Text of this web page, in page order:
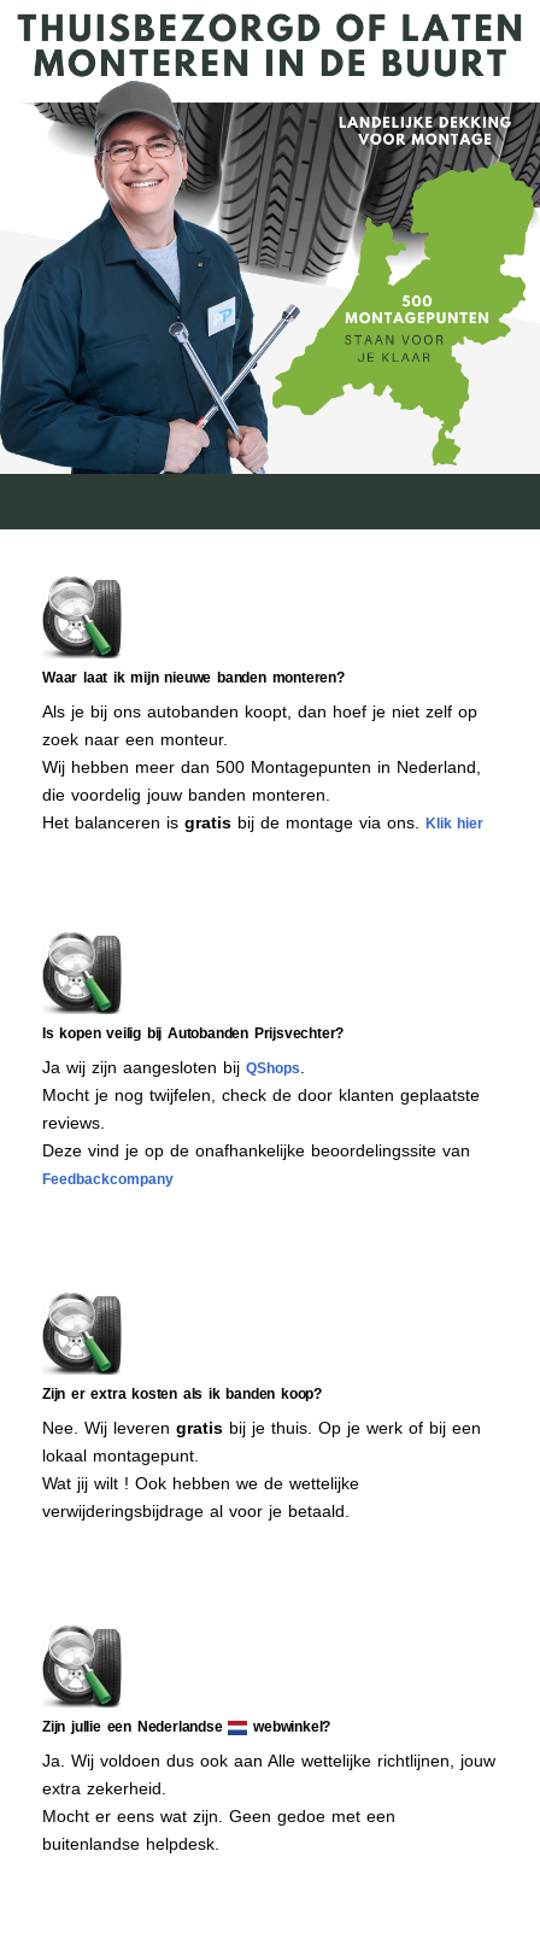
Waar laat ik mijn nieuwe banden monteren?
Als je bij ons autobanden koopt, dan hoef je niet zelf op
zoek naar een monteur.
Wij hebben meer dan 500 Montagepunten in Nederland,
die voordelig jouw banden monteren.
Het balanceren is gratis bij de montage via ons. Klik hier
Is kopen veilig bij Autobanden Prijsvechter?
Ja wij zijn aangesloten bij QShops
Mocht je nog twijfelen, check de door klanten geplaatste
reviews.
Deze vind je op de onafhankelijke beoordelingssite van
Feedbackcompany
Zijn er extra kosten als ik banden koop?
Nee. Wij leveren gratis bij je thuis. Op je werk of bij een
lokaal montagepunt.
Wat jij wilt ! Ook hebben we de wettelijke
verwijderingsbijdrage al voor je betaald.
Zijn jullie een Nederlandse webwinkel?
Ja. Wij voldoen dus ook aan Alle wettelijke richtlijnen, jouw
extra zekerheid.
Mocht er eens wat zijn. Geen gedoe met een
buitenlandse helpdesk.